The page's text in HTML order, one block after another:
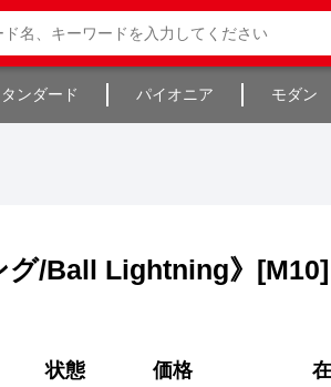
ンダード パイオニア モダン
グ/Ball Lightning》
状態 価格